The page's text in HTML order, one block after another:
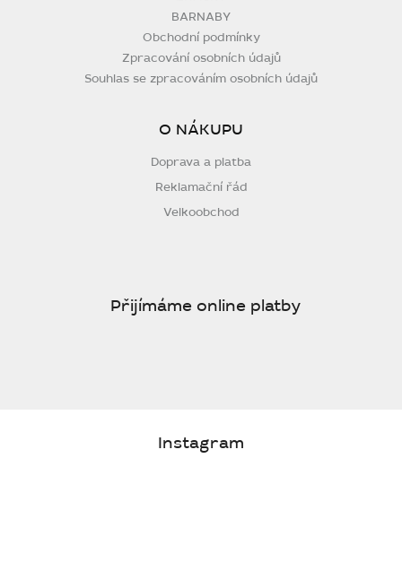
BARNABY
Obchodní podmínky
Zpracování osobních údajů
Souhlas se zpracováním osobních údajů
O NÁKUPU
Doprava a platba
Reklamační řád
Velkoobchod
Přijímáme online platby
Instagram